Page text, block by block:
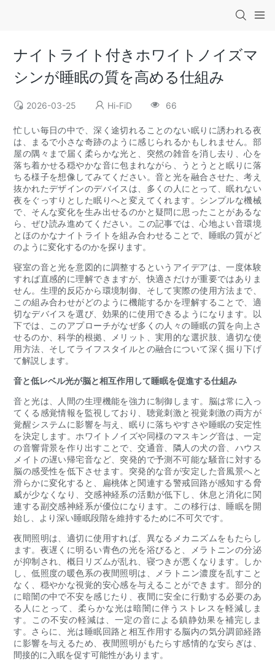
ナイトライト付きホワイトノイズマ
シンが睡眠の質を高める仕組み
2026-03-25 Hi-FiD 66
忙しい毎日の中で、深く途切れることのない眠りに誘われる夜
は、まるで小さな奇跡のように感じられるかもしれません。部
屋の隅々まで届く柔らかな光と、突然の雑音を消し去り、心を
落ち着かせる穏やかな音に包まれながら、うとうとと眠りに落
ちる様子を想像してみてください。音と光を融合させた、考え
抜かれたデザインのデバイスは、多くの人にとって、眠れない
夜をぐっすりとした眠りへと変えてくれます。シンプルな機械
で、そんな変化を生み出せるのかと疑問に思ったことがあるな
ら、ぜひ読み進めてください。この記事では、心地よい音環境
とほのかなナイトライトを組み合わせることで、睡眠の質がど
のように変化するのかを探ります。
寝室の音と光を意図的に調整するというアイデアは、一度体験
すれば直感的に理解できますが、快適さだけが重要ではありま
せん。生理的反応から環境制御、そして実際の使用方法まで、
この組み合わせがどのように機能するかを理解することで、適
切なデバイスを選び、効果的に使用できるようになります。以
下では、このアプローチがなぜ多くの人々の睡眠の質を向上さ
せるのか、科学的根拠、メリット、実用的な選択肢、適切な使
用方法、そしてライフスタイルとの融合について深く掘り下げ
て解説します。
音と低レベル光が脳と相互作用して睡眠を促進する仕組み
音と光は、人間の生理機能を強力に制御します。脳は常に入っ
てくる感覚情報を監視しており、聴覚刺激と視覚刺激の両方が
覚醒システムに影響を与え、眠りに落ちやすさや睡眠の安定性
を決定します。ホワイトノイズや同様のマスキング音は、一定
の音響背景を作り出すことで、交通音、隣人の犬の音、ハウス
メイトの遅い帰宅音など、突発的で予測不可能な騒音に対する
脳の感受性を低下させます。突発的な音が安定した音風景へと
滑らかに変化すると、扁桃体と関連する警戒回路が感知する脅
威が少なくなり、交感神経系の活動が低下し、休息と消化に関
連する副交感神経系が優位になります。この移行は、睡眠を開
始し、より深い睡眠段階を維持するために不可欠です。
夜間照明は、適切に使用すれば、異なるメカニズムをもたらし
ます。夜遅くに明るい青色の光を浴びると、メラトニンの分泌
が抑制され、概日リズムが乱れ、寝つきが悪くなります。しか
し、低照度の暖色系の夜間照明は、メラトニン濃度を乱すこと
なく、穏やかな視覚的安心感を与えることができます。部分的
に暗闇の中で不安を感じたり、夜間に安全に行動する必要のあ
る人にとって、柔らかな光は暗闇に伴うストレスを軽減しま
す。この不安の軽減は、一定の音による鎮静効果を補完しま
す。さらに、光は睡眠回路と相互作用する脳内の気分調節経路
に影響を与えるため、夜間照明がもたらす感情的な安らぎは、
間接的に入眠を促す可能性があります。